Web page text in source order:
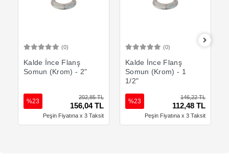
(0)
Kalde İnce Flanş
Somun (Krom) - 2"
202,85 TL
156,04 TL
%23
Peşin Fiyatına x 3 Taksit
(0)
Kalde İnce Flanş
Somun (Krom) - 1
1/2"
146,22 TL
112,48 TL
%23
Peşin Fiyatına x 3 Taksit